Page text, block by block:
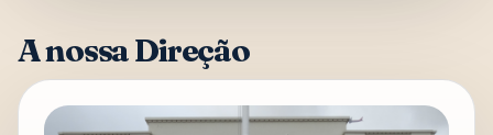
A nossa Direção